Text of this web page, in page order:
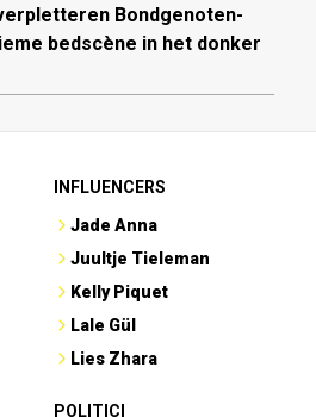
Bondgenoten-
bedscène in het donker
INFLUENCERS
Jade Anna
Juultje Tieleman
Kelly Piquet
Lale Gül
Lies Zhara
POLITICI